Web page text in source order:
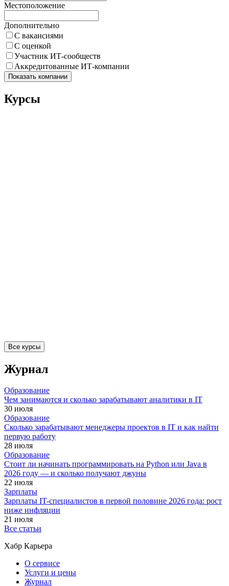
Местоположение
Дополнительно
С вакансиями
С оценкой
Участник ИТ-сообществ
Аккредитованные ИТ-компании
Показать компании
Курсы
Все курсы
Журнал
Образование
Чем занимаются и сколько зарабатывают аналитики в IT
30 июля
Образование
Сколько зарабатывают менеджеры проектов в IT и как найти
первую работу
28 июля
Образование
Стоит ли начинать программировать на Python или Java в
2026 году — и сколько получают джуны
22 июля
Зарплаты
Зарплаты IT-специалистов в первой половине 2026 года: рост
ниже инфляции
21 июля
Все статьи
Хабр Карьера
О сервисе
Услуги и цены
Журнал